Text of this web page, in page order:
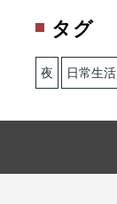
タグ
夜 日常生活